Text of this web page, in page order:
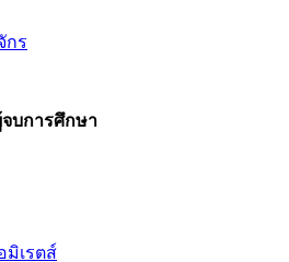
กร
บการศึกษา
มิเรตส์